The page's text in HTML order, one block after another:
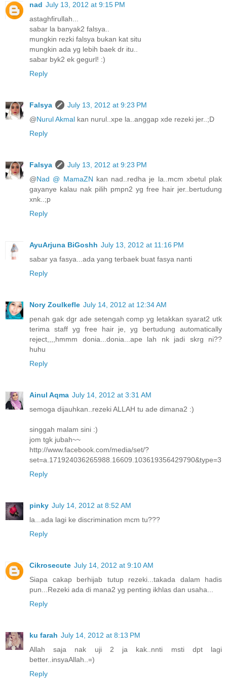
nad July 13, 2012 at 9:15 PM
astaghfirullah...
sabar la banyak2 falsya..
mungkin rezki falsya bukan kat situ
mungkin ada yg lebih baek dr itu..
sabar byk2 ek gegurl! :)
Reply
Falsya
July 13, 2012 at 9:23 PM
@Nurul Akmal kan nurul..xpe la..anggap xde rezeki jer..;D
Reply
Falsya
July 13, 2012 at 9:23 PM
@Nad @ MamaZN kan nad..redha je la..mcm xbetul plak
gayanye kalau nak pilih pmpn2 yg free hair jer..bertudung
xnk..;p
Reply
AyuArjuna BiGoshh July 13, 2012 at 11:16 PM
sabar ya fasya...ada yang terbaek buat fasya nanti
Reply
Nory Zoulkefle July 14, 2012 at 12:34 AM
penah gak dgr ade setengah comp yg letakkan syarat2 utk
terima staff yg free hair je, yg bertudung automatically
reject,,,,hmmm donia...donia...ape lah nk jadi skrg ni??
huhu
Reply
Ainul Aqma July 14, 2012 at 3:31 AM
semoga dijauhkan..rezeki ALLAH tu ade dimana2 :)
singgah malam sini :)
jom tgk jubah~~
http://www.facebook.com/media/set/?
set=a.171924036265988.16609.103619356429790&type=3
Reply
pinky July 14, 2012 at 8:52 AM
la...ada lagi ke discrimination mcm tu???
Reply
Cikrosecute July 14, 2012 at 9:10 AM
Siapa cakap berhijab tutup rezeki...takada dalam hadis
pun...Rezeki ada di mana2 yg penting ikhlas dan usaha...
Reply
ku farah July 14, 2012 at 8:13 PM
Allah saja nak uji 2 ja kak..nnti msti dpt lagi
better..insyaAllah..=)
Reply